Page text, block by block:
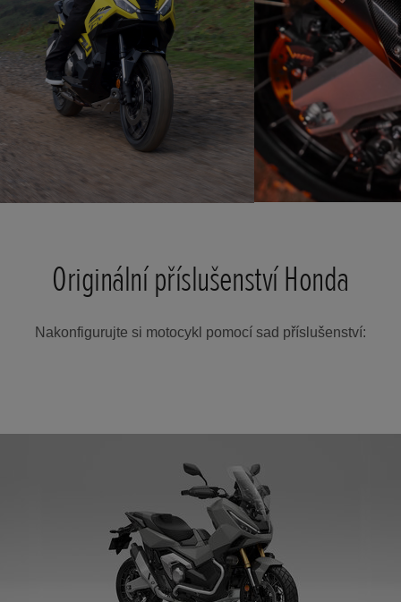
Originální příslušenství Honda
Nakonfigurujte si motocykl pomocí sad příslušenství: